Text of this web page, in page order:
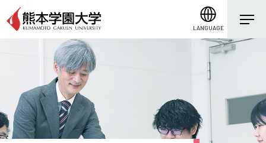
LANGUAGE